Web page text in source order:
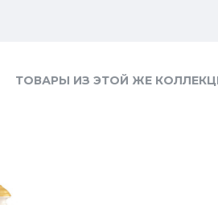
ТОВАРЫ ИЗ ЭТОЙ ЖЕ